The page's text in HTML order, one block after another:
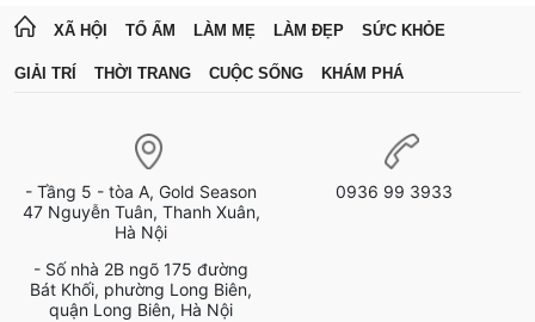
XÃ HỘI TỔ ẤM LÀM MẸ LÀM ĐẸP SỨC KHỎE
GIẢI TRÍ THỜI TRANG CUỘC SỐNG KHÁM PHÁ
- Tầng 5 - tòa A, Gold Season
47 Nguyễn Tuân, Thanh Xuân,
Hà Nội
- Số nhà 2B ngõ 175 đường
Bát Khối, phường Long Biên,
quận Long Biên, Hà Nội
0936 99 3933